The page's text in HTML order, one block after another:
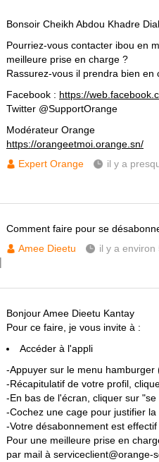
Bonsoir Cheikh Abdou Khadre
Pourriez-vous contacter ibou en
meilleure prise en charge ?
Rassurez-vous il prendra bien en
Facebook : https://
Twitter @SupportOrange
Modérateur Orange
https://orangeetmoi.orange.sn/
Expert Orange
il y a
Comment faire pour se
Amee Dieetu
il y a environ
Bonjour Amee Dieetu Kantay
Pour ce faire, je vous invite à :
Accéder à l'appli
-Appuyer sur le menu
-Récapitulatif de votre profil,
-En bas de l'écran, cliquer sur
-Cochez une cage pour justifier
-Votre désabonnement est
Pour une meilleure prise en
par mail à serviceclient@orange-